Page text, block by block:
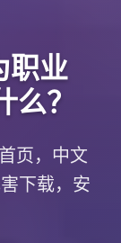
职业
？
页，中文
下载，安